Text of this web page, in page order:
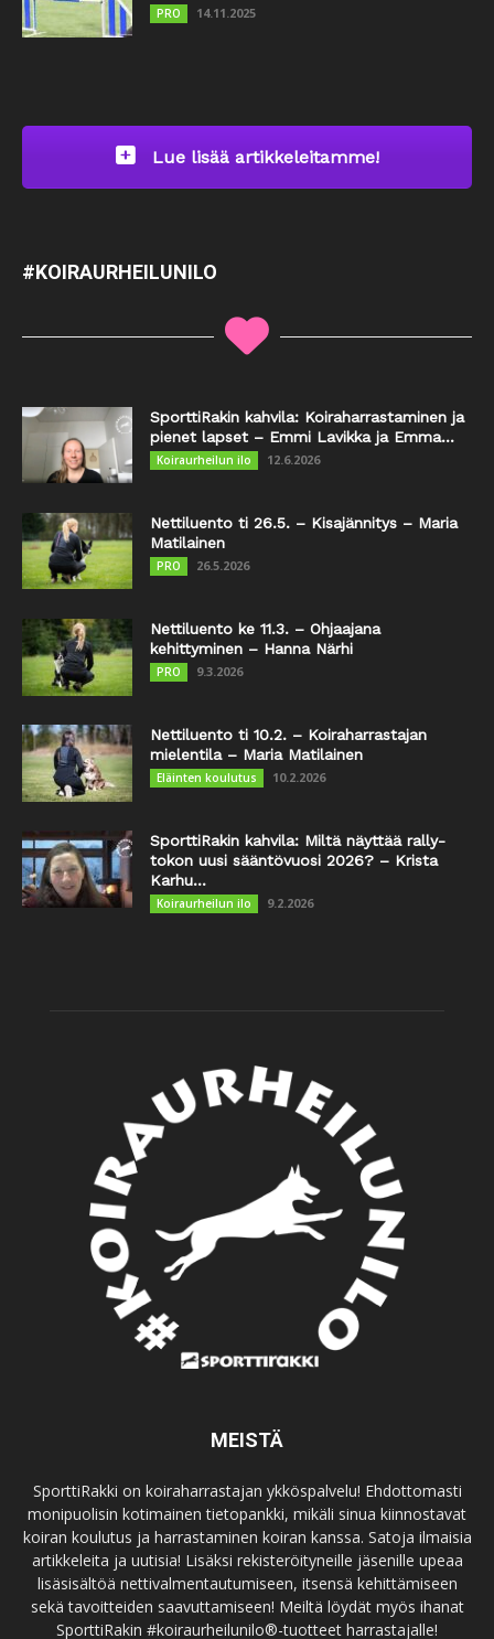
PRO 14.11.2025
Lue lisää artikkeleitamme!
#KOIRAURHEILUNILO
SporttiRakin kahvila: Koiraharrastaminen ja
pienet lapset – Emmi Lavikka ja Emma...
Koiraurheilun ilo 12.6.2026
Nettiluento ti 26.5. – Kisajännitys – Maria
Matilainen
PRO 26.5.2026
Nettiluento ke 11.3. – Ohjaajana
kehittyminen – Hanna Närhi
PRO 9.3.2026
Nettiluento ti 10.2. – Koiraharrastajan
mielentila – Maria Matilainen
Eläinten koulutus 10.2.2026
SporttiRakin kahvila: Miltä näyttää rally-
tokon uusi sääntövuosi 2026? – Krista
Karhu...
Koiraurheilun ilo 9.2.2026
MEISTÄ
SporttiRakki on koiraharrastajan ykköspalvelu! Ehdottomasti
monipuolisin kotimainen tietopankki, mikäli sinua kiinnostavat
koiran koulutus ja harrastaminen koiran kanssa. Satoja ilmaisia
artikkeleita ja uutisia! Lisäksi rekisteröityneille jäsenille upeaa
lisäsisältöä nettivalmentautumiseen, itsensä kehittämiseen
sekä tavoitteiden saavuttamiseen! Meiltä löydät myös ihanat
SporttiRakin #koiraurheilunilo®-tuotteet harrastajalle!